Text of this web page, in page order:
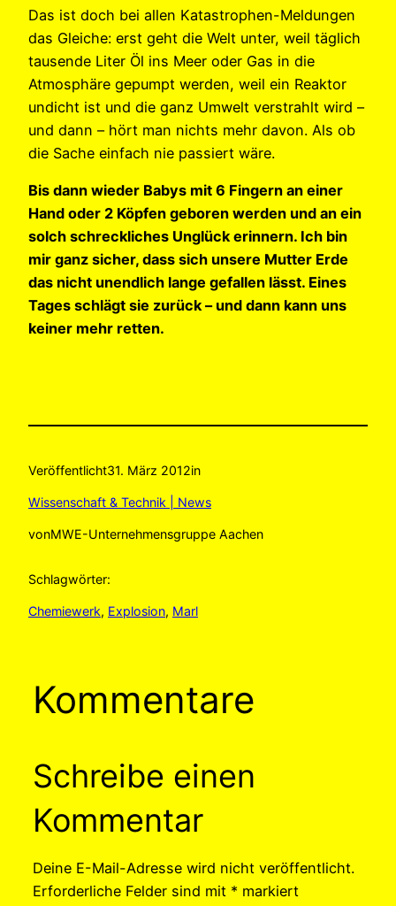
Das ist doch bei allen Katastrophen-Meldungen
das Gleiche: erst geht die Welt unter, weil täglich
tausende Liter Öl ins Meer oder Gas in die
Atmosphäre gepumpt werden, weil ein Reaktor
undicht ist und die ganz Umwelt verstrahlt wird –
und dann – hört man nichts mehr davon. Als ob
die Sache einfach nie passiert wäre.
Bis dann wieder Babys mit 6 Fingern an einer
Hand oder 2 Köpfen geboren werden und an ein
solch schreckliches Unglück erinnern. Ich bin
mir ganz sicher, dass sich unsere Mutter Erde
das nicht unendlich lange gefallen lässt. Eines
Tages schlägt sie zurück – und dann kann uns
keiner mehr retten.
Veröffentlicht31. März 2012in
Wissenschaft & Technik | News
vonMWE-Unternehmensgruppe Aachen
Schlagwörter:
Chemiewerk, Explosion, Marl
Kommentare
Schreibe einen
Kommentar
Deine E-Mail-Adresse wird nicht veröffentlicht.
Erforderliche Felder sind mit * markiert